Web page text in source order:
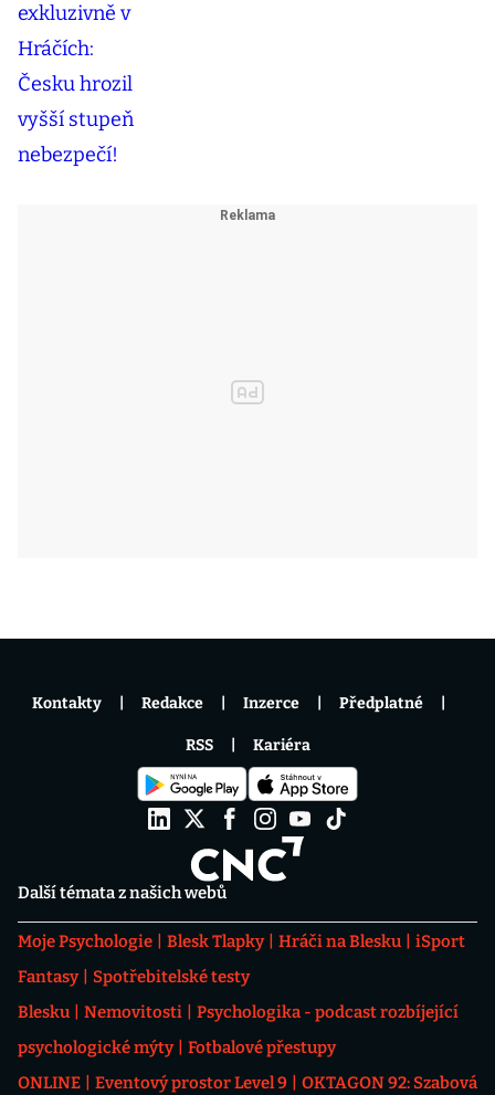
Další témata z našich webů
Moje Psychologie Blesk Tlapky Hráči na Blesku
iSport
Fantasy
Spotřebitelské testy
Blesku
Nemovitosti
Psychologika - podcast rozbíjející
psychologické mýty
Fotbalové přestupy
ONLINE
Eventový prostor Level 9
OKTAGON 92: Szabová
Kontakty Redakce Inzerce Předplatné
RSS Kariéra